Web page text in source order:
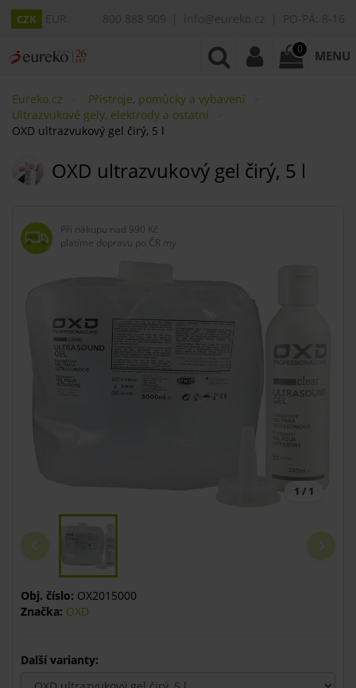
CZK
0 MENU
Eureko.cz
Přístroje, pomůcky a vybavení
Ultrazvukové gely, elektrody a ostatní
OXD ultrazvukový gel čirý, 5 l
OXD ultrazvukový gel čirý, 5 l
Při nákupu nad 990 Kč
platíme dopravu po ČR my
1 / 1
Obj. číslo: OX2015000
Značka: OXD
Další varianty: